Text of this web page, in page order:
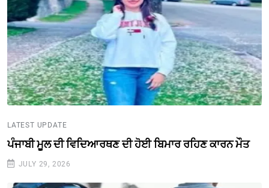
LATEST UPDATE
ਪੰਜਾਬੀ ਮੂਲ ਦੀ ਵਿਦਿਆਰਥਣ ਦੀ ਹੋਈ ਬਿਮਾਰ ਰਹਿਣ ਕਾਰਨ ਮੌਤ
JULY 29, 2026